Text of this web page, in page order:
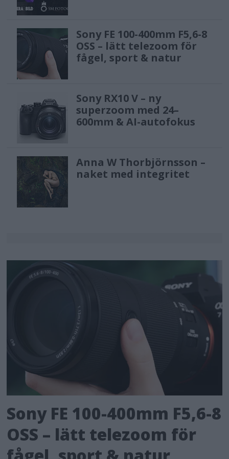
Sony FE 100-400mm F5,6-8
OSS – lätt telezoom för
fågel, sport & natur
Sony RX10 V – ny
superzoom med 24–
600mm & AI-autofokus
Anna W Thorbjörnsson –
naket med integritet
Sony FE 100-400mm F5,6-8
OSS – lätt telezoom för